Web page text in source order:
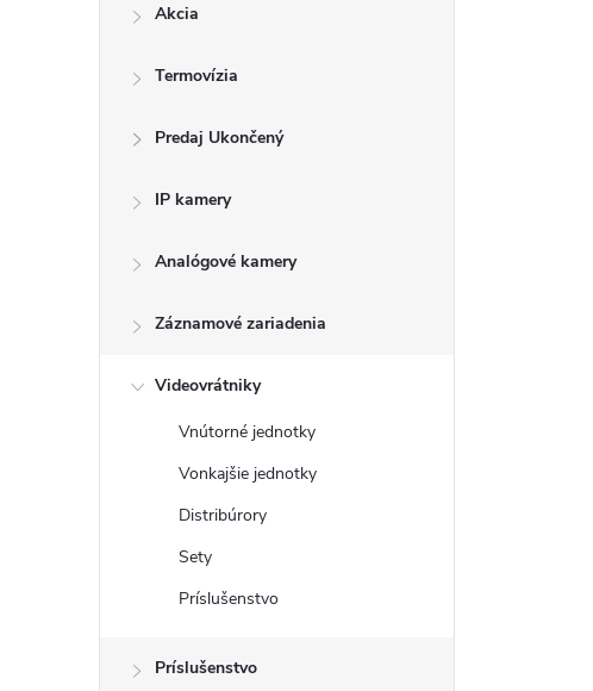
Akcia
Termovízia
Predaj Ukončený
IP kamery
Analógové kamery
Záznamové zariadenia
Videovrátniky
Vnútorné jednotky
Vonkajšie jednotky
Distribúrory
Sety
Príslušenstvo
Príslušenstvo